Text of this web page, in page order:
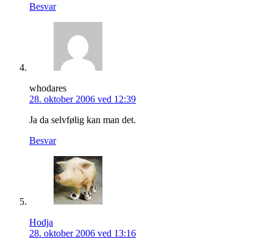
Besvar
whodares
28. oktober 2006 ved 12:39
Ja da selvfølig kan man det.
Besvar
Hodja
28. oktober 2006 ved 13:16